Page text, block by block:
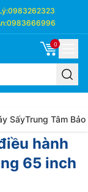
0983262323
0983666996
0
SấyTrung Tâm Bảo
hành
65 inch